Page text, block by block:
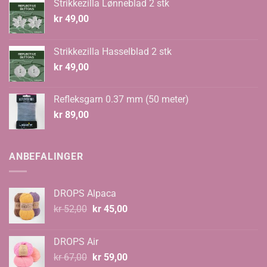
Strikkezilla Lønneblad 2 stk
kr 49,00
Strikkezilla Hasselblad 2 stk
kr 49,00
Refleksgarn 0.37 mm (50 meter)
kr 89,00
ANBEFALINGER
DROPS Alpaca
kr52,00 Opprinnelig
kr 52,00.
kr45,00Nåværende
DROPS Air
kr67,00 Opprinnelig
kr59,00Nåværende